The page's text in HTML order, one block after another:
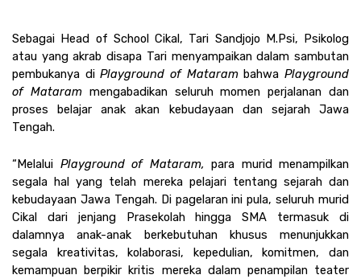
Sebagai Head of School Cikal, Tari Sandjojo M.Psi, Psikolog
atau yang akrab disapa Tari menyampaikan dalam sambutan
pembukanya di Playground of Mataram bahwa Playground
of Mataram mengabadikan seluruh momen perjalanan dan
proses belajar anak akan kebudayaan dan sejarah Jawa
Tengah.
“Melalui Playground of Mataram, para murid menampilkan
segala hal yang telah mereka pelajari tentang sejarah dan
kebudayaan Jawa Tengah. Di pagelaran ini pula, seluruh murid
Cikal dari jenjang Prasekolah hingga SMA termasuk di
dalamnya anak-anak berkebutuhan khusus menunjukkan
segala kreativitas, kolaborasi, kepedulian, komitmen, dan
kemampuan berpikir kritis mereka dalam penampilan teater